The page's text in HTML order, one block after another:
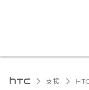
支援